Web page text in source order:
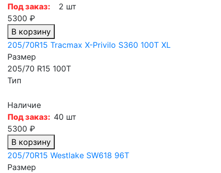
Под заказ:
2 шт
5300 ₽
В корзину
205/70R15 Tracmax X-Privilo S360 100T XL
Размер
205/70 R15 100T
Тип
Наличие
Под заказ: 40 шт
5300 ₽
В корзину
205/70R15 Westlake SW618 96T
Размер